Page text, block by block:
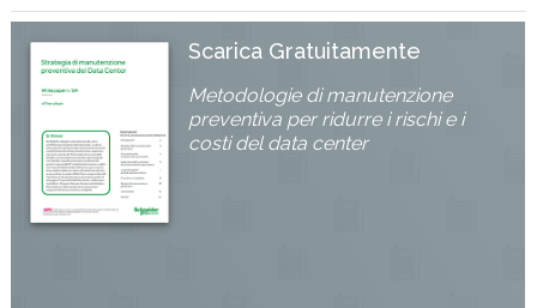
Scarica Gratuitamente
Metodologie di manutenzione
preventiva per ridurre i rischi e i
costi del data center